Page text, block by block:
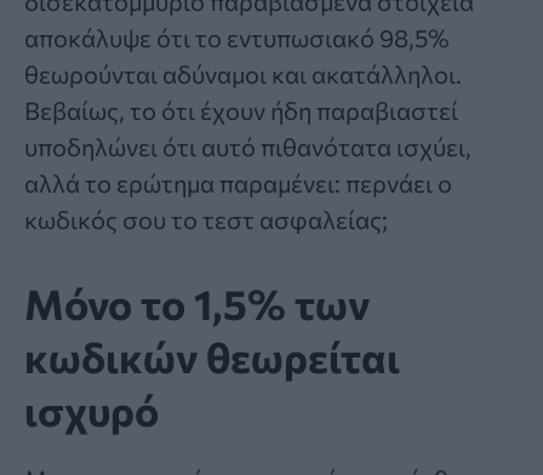
αποκάλυψε ότι το εντυπωσιακό 98,5%
θεωρούνται αδύναμοι και ακατάλληλοι.
Βεβαίως, το ότι έχουν ήδη παραβιαστεί
υποδηλώνει ότι αυτό πιθανότατα ισχύει,
αλλά το ερώτημα παραμένει: περνάει ο
κωδικός σου το τεστ ασφαλείας;
Μόνο το 1,5% των
κωδικών θεωρείται
ισχυρό